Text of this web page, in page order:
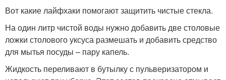
Вот какие лайфхаки помогают защитить чистые стекла.
На один литр чистой воды нужно добавить две столовые
ложки столового уксуса размешать и добавить средство
для мытья посуды – пару капель.
Жидкость переливают в бутылку с пульверизатором и